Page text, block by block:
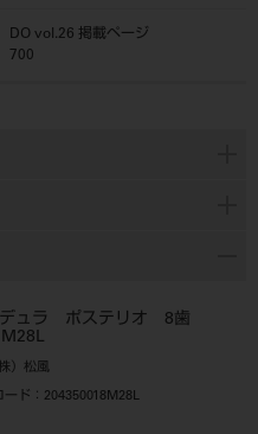
DO vol.26 掲載ページ
700
デュラ ポステリオ 8歯
株）松風
ード ：204350018M28L